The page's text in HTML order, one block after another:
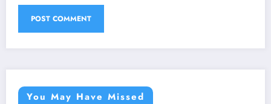
You May Have Missed